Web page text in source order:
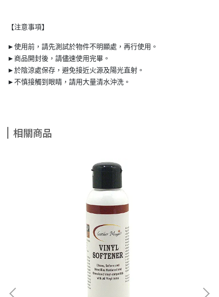
【注意事項】
►使用前，請先測試於物件不明顯處，再行使用。
►商品開封後，請儘速使用完畢。
►於陰涼處保存，避免接近火源及陽光直射。
►不慎接觸到眼睛，請用大量清水沖洗。
相關商品